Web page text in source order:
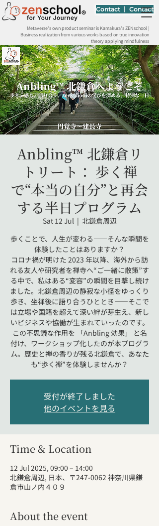
Contact 丨 Contact
Metaverse's own product seminar is Kamakura's ZENschool |
Business realization from various works based on true innovation
theory applying mindfulness
Anbling™ 北鎌倉リ
トリート： 歩く禅
で“本当の自分”と再会
する半日プログラム
Sat 12 Jul
  |
北鎌倉周辺
歩くことで、人生が変わる――そんな瞬間を
体験したことはありますか？
コロナ禍が明けた 2023 年以降、海外から訪
れる友人や研究者を禅寺へ“ご一緒に散策”す
る中で、私はある“変容”の瞬間を目撃し続け
ました。北鎌倉周辺の静寂な小径をゆっくり
歩き、坐禅後に語り合うひととき――そこで
は立場や国籍を超えて深い絆が芽生え、新し
いビジネスや協働が生まれていったのです。
この不思議な作用を 「Anbling 効果」 と名
付け、ワークショップ化したのが本プログラ
ム。歴史と禅の香りが残る北鎌倉で、あなた
も“歩く禅”を体験しませんか？
受付が終了しました
他のイベントを見る
Time & Location
12 Jul 2025, 09:00 – 14:00
北鎌倉周辺, 日本、〒247-0062 神奈川県鎌
倉市山ノ内４０９
About the event